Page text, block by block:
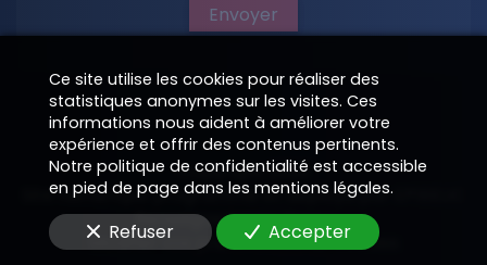
Envoyer
Copyright 2026
—
Site numérique programmé et déployé par
—
Renseignements légaux—
Modifier vos préférences de cookies
Ce site utilise les cookies pour réaliser des
statistiques anonymes sur les visites. Ces
informations nous aident à améliorer votre
expérience et offrir des contenus pertinents.
Notre politique de confidentialité est accessible
en pied de page dans les mentions légales.
Refuser Accepter